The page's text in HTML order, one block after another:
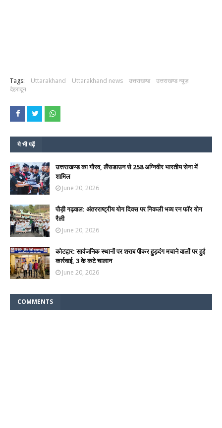
Tags: Uttarakhand Uttarakhand news उत्तराखण्ड
उत्तराखण्ड न्यूज़
देहरादून
ये भी पढ़ें
उत्तराखण्ड का गौरव, लैंसडाउन से 258 अग्निवीर भारतीय सेना में
शामिल
June 20, 2026
पौड़ी गढ़वाल: अंतरराष्ट्रीय योग दिवस पर निकली भव्य रन फॉर योग
रैली
June 20, 2026
कोटद्वार: सार्वजनिक स्थानों पर शराब पीकर हुड़दंग मचाने वालों पर हुई
कार्रवाई, 3 के कटे चालान
June 20, 2026
COMMENTS